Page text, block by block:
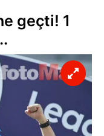
geçti! 1